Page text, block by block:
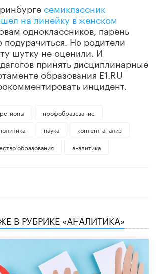
семиклассник
на линейку в женском
одноклассников, парень
Но родители
шутку не оценили. И
принять дисциплинарные
образования E1.RU
инцидент.
регионы
профобразование
наука
контент-анализ
образования аналитика
В РУБРИКЕ «АНАЛИТИКА»